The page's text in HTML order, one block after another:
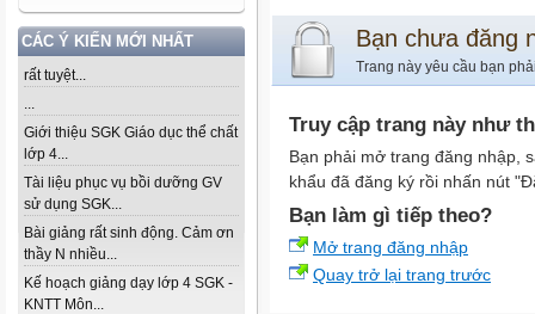
CÁC Ý KIẾN MỚI NHẤT
rất tuyệt...
...
Giới thiệu SGK Giáo dục thể chất
lớp 4...
Tài liệu phục vụ bồi dưỡng GV
sử dụng SGK...
Bài giảng rất sinh động. Cảm ơn
thầy N nhiều...
Kế hoạch giảng dạy lớp 4 SGK -
KNTT Môn...
Bạn chưa đăng
Trang này yêu cầu bạn
Truy cập trang này như
Bạn phải mở trang đăng nhập,
khẩu đã đăng ký rồi nhấn nút
Bạn làm gì tiếp theo?
Mở trang đăng nhập
Quay trở lại trang trước